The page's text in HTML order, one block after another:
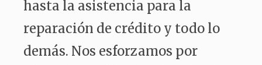
hasta la asistencia para la
reparación de crédito y todo lo
demás. Nos esforzamos por